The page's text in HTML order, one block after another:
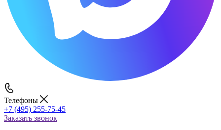
Телефоны
+7 (495) 255-75-45
Заказать звонок